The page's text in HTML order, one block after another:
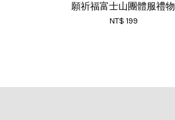
願祈福富士山團體服禮物
NT$ 199